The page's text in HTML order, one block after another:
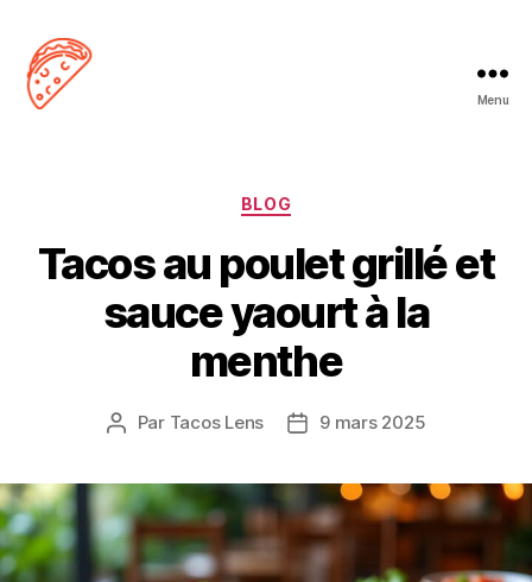
Menu
Catégories
BLOG
Tacos au poulet grillé et
sauce yaourt à la
menthe
Auteur
Par Tacos Lens
Date9 mars 2025